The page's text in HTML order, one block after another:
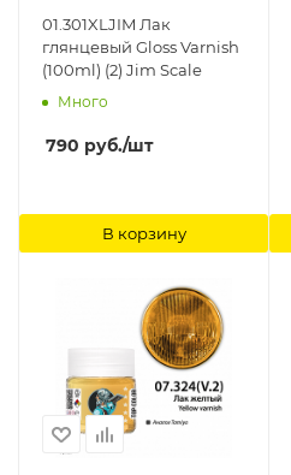
01.301XLJIM Лак
глянцевый Gloss Varnish
(100ml) (2) Jim Scale
Много
790 руб./шт
В корзину